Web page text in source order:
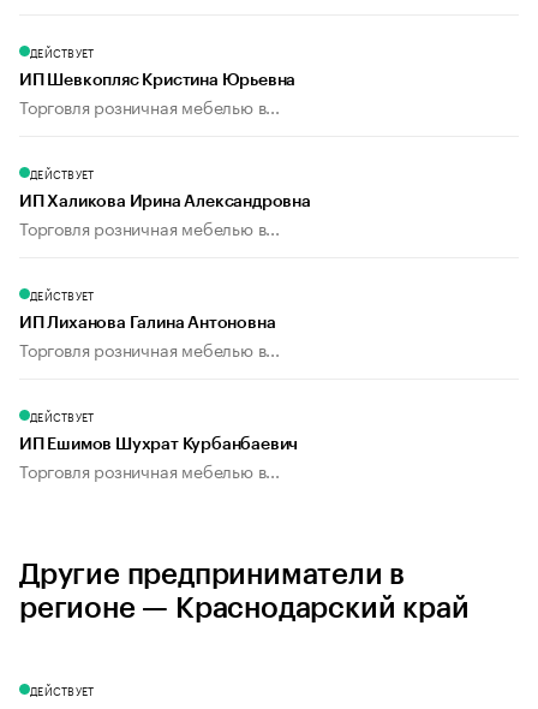
ДЕЙСТВУЕТ
ИП Шевкопляс Кристина Юрьевна
Торговля розничная мебелью в...
ДЕЙСТВУЕТ
ИП Халикова Ирина Александровна
Торговля розничная мебелью в...
ДЕЙСТВУЕТ
ИП Лиханова Галина Антоновна
Торговля розничная мебелью в...
ДЕЙСТВУЕТ
ИП Ешимов Шухрат Курбанбаевич
Торговля розничная мебелью в...
Другие предприниматели в
регионе — Краснодарский край
ДЕЙСТВУЕТ